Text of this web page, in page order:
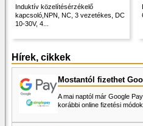
Induktív közelítésérzékelő
kapcsoló,NPN, NC, 3 vezetékes, DC
10-30V, 4...
Hírek, cikkek
Mostantól fizethet
A mai naptól már Google
korábbi online fizetési